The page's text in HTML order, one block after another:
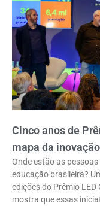
Cinco anos de
mapa da
Onde estão as
educação brasileira?
edições do Prêmio
mostra que essas